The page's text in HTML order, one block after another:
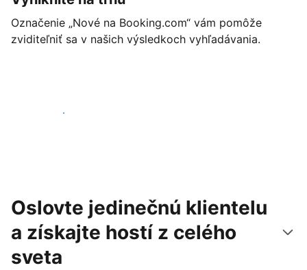
Označenie „Nové na Booking.com“ vám pomôže
zviditeľniť sa v našich výsledkoch vyhľadávania.
Začať ešte dnes
Oslovte jedinečnú klientelu
a získajte hostí z celého
sveta